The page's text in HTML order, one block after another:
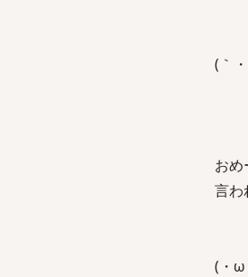
(｀
思
お
言わ
(・ω